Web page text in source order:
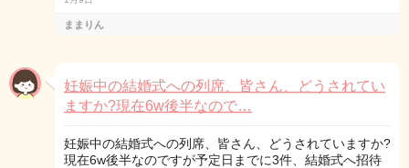
ままりん
妊娠中の結婚式への列席、皆さん、どうされてい
ますか?現在6w後半なので…
妊娠中の結婚式への列席、皆さん、どうされていますか?
現在6w後半なのですが予定日までに3件、結婚式へ招待